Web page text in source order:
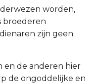
worden,
broederen
zijn geen
en de anderen hier
de ongoddelijke en